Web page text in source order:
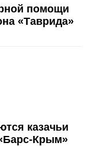
помощи
«Таврида»
казачьи
Крым»